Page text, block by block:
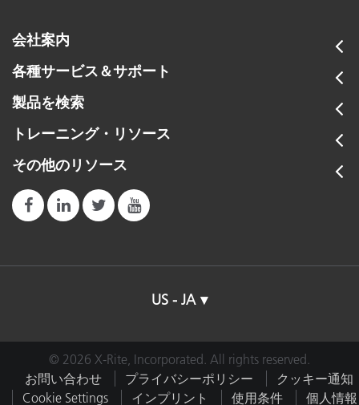
会社案内
各種サービス＆サポート
製品を検索
トレーニング・リソース
その他のリソース
US - JA
© 2026 X-Rite, Incorporated. All rights reserved.
お問い合わせ
プライバシーポリシー
クッキー通知
Cookie Settings
インプリント 使用条件 個人情報